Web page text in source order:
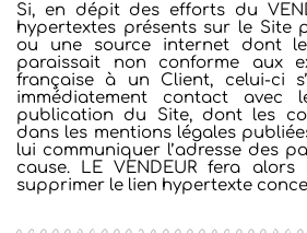
Si, en dépit des efforts du
hypertextes présents sur le Site
ou une source internet dont
paraissait non conforme aux
française à un Client, celui-ci
immédiatement contact
publication du Site, dont les
dans les mentions légales
lui communiquer l’adresse des
cause. LE VENDEUR fera
supprimer le lien hypertexte